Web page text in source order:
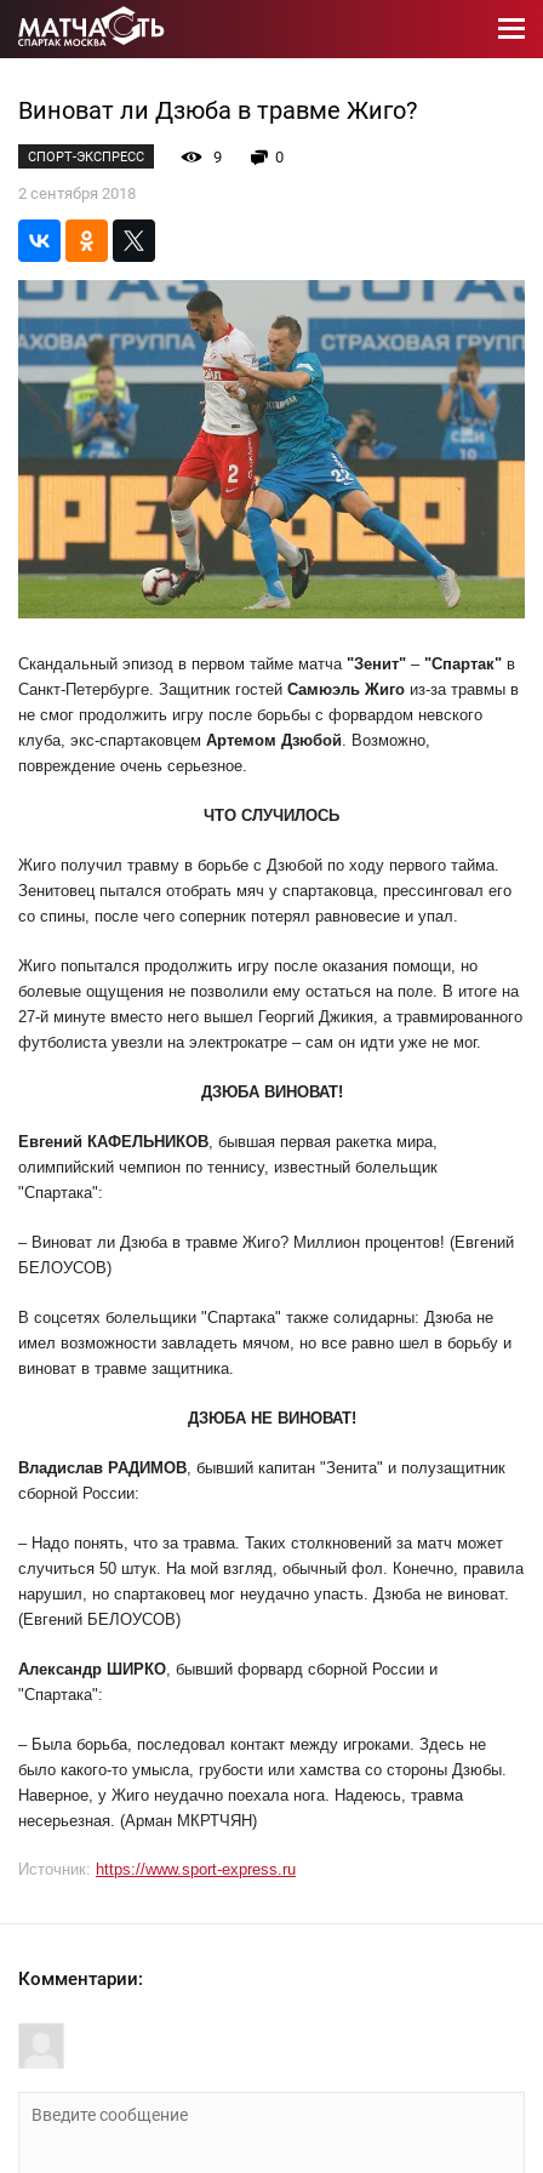
Виноват ли Дзюба в травме Жиго?
СПОРТ-ЭКСПРЕСС 9
0
2 сентября 2018
Скандальный эпизод в первом тайме матча "Зенит" – "Спартак" в
Санкт-Петербурге. Защитник гостей Самюэль Жиго из-за травмы в
не смог продолжить игру после борьбы с форвардом невского
клуба, экс-спартаковцем Артемом Дзюбой . Возможно,
повреждение очень серьезное.
ЧТО СЛУЧИЛОСЬ
Жиго получил травму в борьбе с Дзюбой по ходу первого тайма.
Зенитовец пытался отобрать мяч у спартаковца, прессинговал его
со спины, после чего соперник потерял равновесие и упал.
Жиго попытался продолжить игру после оказания помощи, но
болевые ощущения не позволили ему остаться на поле. В итоге на
27-й минуте вместо него вышел Георгий Джикия, а травмированного
футболиста увезли на электрокатре – сам он идти уже не мог.
ДЗЮБА ВИНОВАТ!
Евгений КАФЕЛЬНИКОВ , бывшая первая ракетка мира,
олимпийский чемпион по теннису, известный болельщик
"Спартака":
– Виноват ли Дзюба в травме Жиго? Миллион процентов! (Евгений
БЕЛОУСОВ)
В соцсетях болельщики "Спартака" также солидарны: Дзюба не
имел возможности завладеть мячом, но все равно шел в борьбу и
виноват в травме защитника.
ДЗЮБА НЕ ВИНОВАТ!
Владислав РАДИМОВ , бывший капитан "Зенита" и полузащитник
сборной России:
– Надо понять, что за травма. Таких столкновений за матч может
случиться 50 штук. На мой взгляд, обычный фол. Конечно, правила
нарушил, но спартаковец мог неудачно упасть. Дзюба не виноват.
(Евгений БЕЛОУСОВ)
Александр ШИРКО , бывший форвард сборной России и
"Спартака":
– Была борьба, последовал контакт между игроками. Здесь не
было какого-то умысла, грубости или хамства со стороны Дзюбы.
Наверное, у Жиго неудачно поехала нога. Надеюсь, травма
несерьезная. (Арман МКРТЧЯН)
Источник: https://www.sport-express.ru
Комментарии: